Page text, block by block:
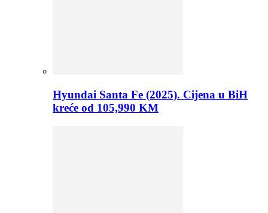
Hyundai Santa Fe (2025). Cijena u BiH
kreće od 105,990 KM